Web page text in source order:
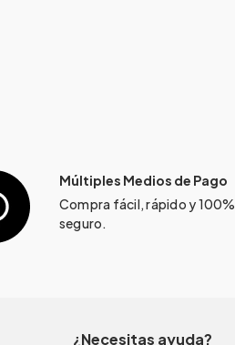
Múltiples Medios de Pago
Compra fácil, rápido y 100%
seguro.
¿Necesitas ayuda?